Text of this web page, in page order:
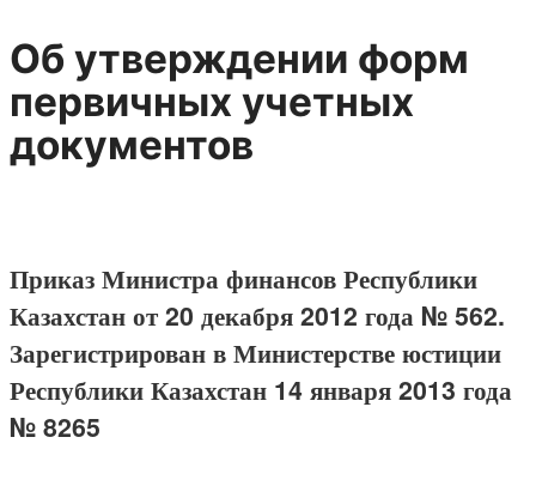
Об утверждении форм
первичных учетных
документов
Приказ Министра финансов Республики
Казахстан от 20 декабря 2012 года № 562.
Зарегистрирован в Министерстве юстиции
Республики Казахстан 14 января 2013 года
№ 8265